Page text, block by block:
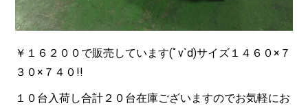
￥１６２００で販売しています(ﾟv`d)サイズ１４６０×７
３０×７４０!!
１０台入荷し合計２０台在庫ございますのでお気軽にお